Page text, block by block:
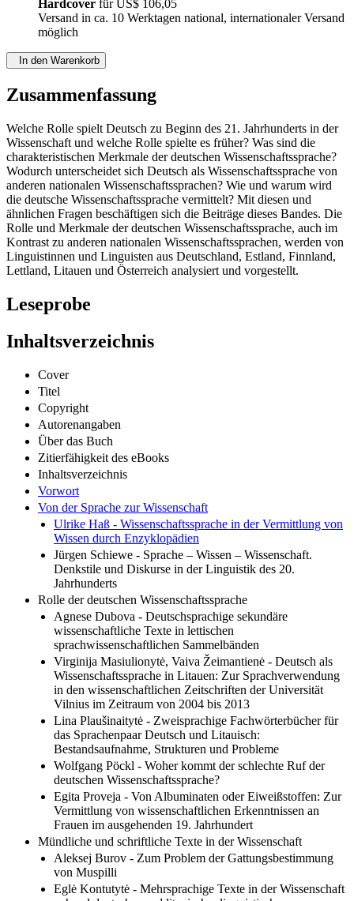
Hardcover fürUS$ 106,05
Versand in ca. 10 Werktagen national, internationaler Versand
möglich
In den Warenkorb
Zusammenfassung
Welche Rolle spielt Deutsch zu Beginn des 21. Jahrhunderts in der
Wissenschaft und welche Rolle spielte es früher? Was sind die
charakteristischen Merkmale der deutschen Wissenschaftssprache?
Wodurch unterscheidet sich Deutsch als Wissenschaftssprache von
anderen nationalen Wissenschaftssprachen? Wie und warum wird
die deutsche Wissenschaftssprache vermittelt? Mit diesen und
ähnlichen Fragen beschäftigen sich die Beiträge dieses Bandes. Die
Rolle und Merkmale der deutschen Wissenschaftssprache, auch im
Kontrast zu anderen nationalen Wissenschaftssprachen, werden von
Linguistinnen und Linguisten aus Deutschland, Estland, Finnland,
Lettland, Litauen und Österreich analysiert und vorgestellt.
Leseprobe
Inhaltsverzeichnis
Cover
Titel
Copyright
Autorenangaben
Über das Buch
Zitierfähigkeit des eBooks
Inhaltsverzeichnis
Vorwort
Von der Sprache zur Wissenschaft
Ulrike Haß - Wissenschaftssprache in der Vermittlung von
Wissen durch Enzyklopädien
Jürgen Schiewe - Sprache – Wissen – Wissenschaft.
Denkstile und Diskurse in der Linguistik des 20.
Jahrhunderts
Rolle der deutschen Wissenschaftssprache
Agnese Dubova - Deutschsprachige sekundäre
wissenschaftliche Texte in lettischen
sprachwissenschaftlichen Sammelbänden
Virginija Masiulionytė, Vaiva Žeimantienė - Deutsch als
Wissenschaftssprache in Litauen: Zur Sprachverwendung
in den wissenschaftlichen Zeitschriften der Universität
Vilnius im Zeitraum von 2004 bis 2013
Lina Plaušinaitytė - Zweisprachige Fachwörterbücher für
das Sprachenpaar Deutsch und Litauisch:
Bestandsaufnahme, Strukturen und Probleme
Wolfgang Pöckl - Woher kommt der schlechte Ruf der
deutschen Wissenschaftssprache?
Egita Proveja - Von Albuminaten oder Eiweißstoffen: Zur
Vermittlung von wissenschaftlichen Erkenntnissen an
Frauen im ausgehenden 19. Jahrhundert
Mündliche und schriftliche Texte in der Wissenschaft
Aleksej Burov - Zum Problem der Gattungsbestimmung
von Muspilli
Eglė Kontutytė - Mehrsprachige Texte in der Wissenschaft